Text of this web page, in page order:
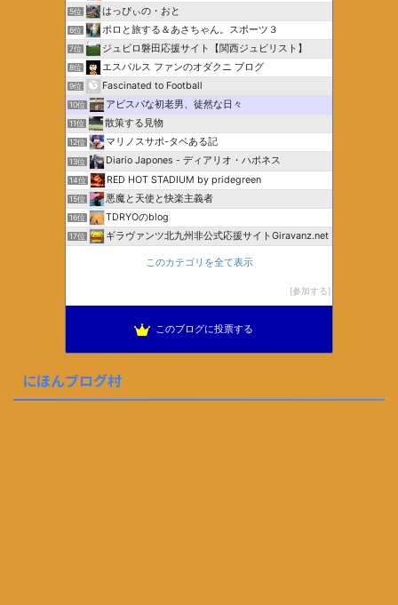
5位 はっぴぃの・おと
6位 ポロと旅する＆あさちゃん。スポーツ３
7位 ジュビロ磐田応援サイト【関西ジュビリスト】
8位 エスパルス ファンのオダクニ ブログ
9位 Fascinated to Football
10位 アビスパな初老男、徒然な日々
11位 散策する見物
12位 マリノスサポ-タベある記
13位 Diario Japones - ディアリオ・ハポネス
14位 RED HOT STADIUM by pridegreen
15位 悪魔と天使と快楽主義者
16位 TDRYOのblog
17位 ギラヴァンツ北九州非公式応援サイトGiravanz.net
このカテゴリを全て表示
参加する
このブログに投票する
にほんブログ村